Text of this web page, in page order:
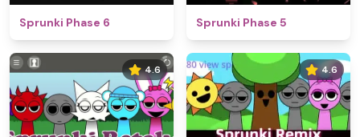
Sprunki Phase 6 Sprunki Phase 5
4.6 4.6